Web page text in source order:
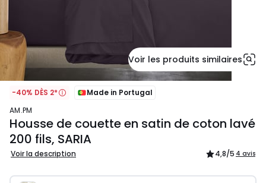
Voir les produits similaires
-40% DÈS 2*
Made in Portugal
AM.PM
Housse de couette en satin de coton lavé
200 fils, SARIA
Voir la description 4,8/5 4 avis